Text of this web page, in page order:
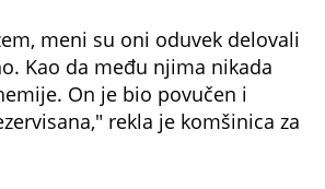
meni su oni oduvek delovali
Kao da među njima nikada
On je bio povučen i
rekla je komšinica za